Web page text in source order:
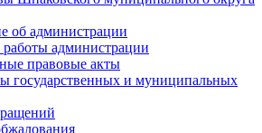
об администрации
работы администрации
правовые акты
государственных и муниципальных